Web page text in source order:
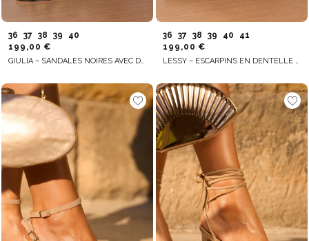
36 37 38 39
40
199,00 €
GIULIA – SANDALES NOIRES AVEC DÉTAILS EN MESH
36 37 38 39 40
41
199,00 €
LESSY – ESCARPINS EN DENTELLE NOIRE AVEC INSERTS EN DAIM